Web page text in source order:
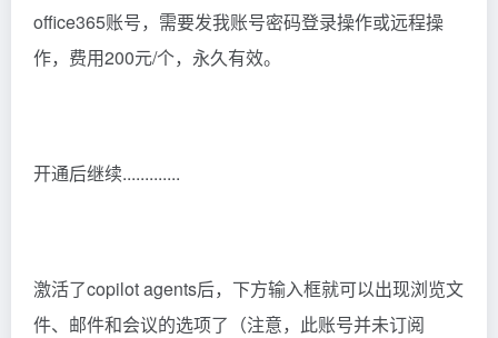
office365账号，需要发我账号密码登录操作或远程操
作，费用200元/个，永久有效。
开通后继续.............
激活了copilot agents后，下方输入框就可以出现浏览文
件、邮件和会议的选项了（注意，此账号并未订阅